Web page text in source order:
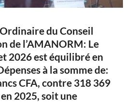
du Conseil
de l’AMANORM: Le
2026 est équilibré en
à la somme de:
CFA, contre 318 369
2025, soit une